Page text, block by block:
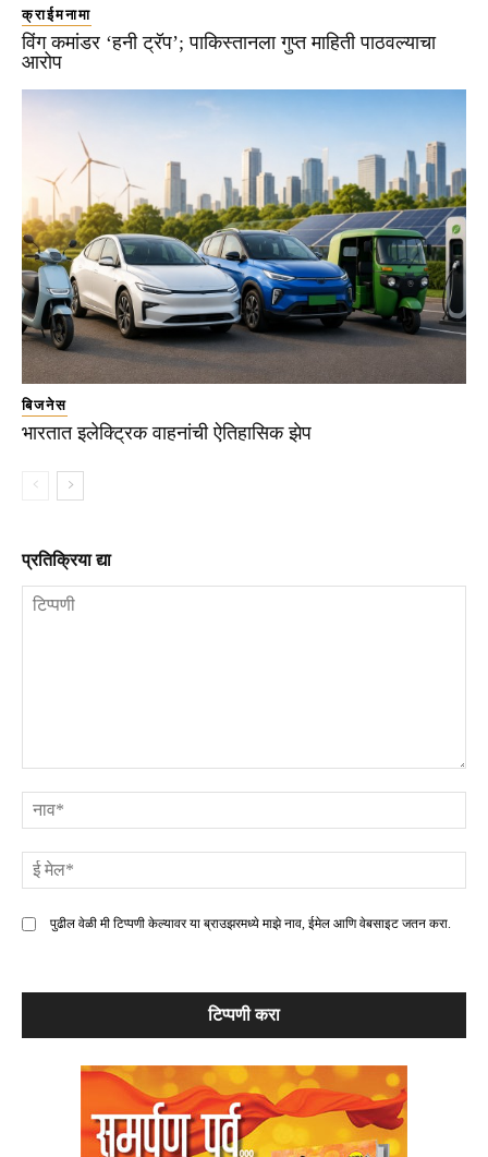
क्राईमनामा
विंग कमांडर ‘हनी ट्रॅप’; पाकिस्तानला गुप्त माहिती पाठवल्याचा
आरोप
बिजनेस
भारतात इलेक्ट्रिक वाहनांची ऐतिहासिक झेप
प्रतिक्रिया द्या
पुढील वेळी मी टिप्पणी केल्यावर या ब्राउझरमध्ये माझे नाव, ईमेल आणि वेबसाइट जतन करा.